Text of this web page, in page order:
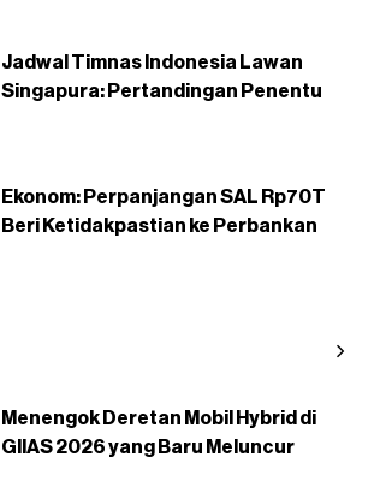
Jadwal Timnas Indonesia Lawan
Singapura: Pertandingan Penentu
Ekonom: Perpanjangan SAL Rp70T
Beri Ketidakpastian ke Perbankan
Menengok Deretan Mobil Hybrid di
GIIAS 2026 yang Baru Meluncur